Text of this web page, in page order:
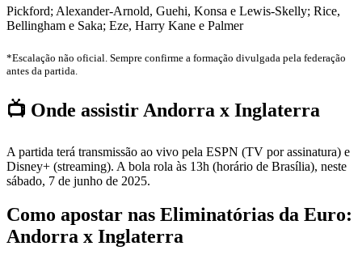
Pickford; Alexander-Arnold, Guehi, Konsa e Lewis-Skelly; Rice,
Bellingham e Saka; Eze, Harry Kane e Palmer
*Escalação não oficial. Sempre confirme a formação divulgada pela federação
antes da partida.
📺 Onde assistir Andorra x Inglaterra
A partida terá transmissão ao vivo pela ESPN (TV por assinatura) e
Disney+ (streaming). A bola rola às 13h (horário de Brasília), neste
sábado, 7 de junho de 2025.
Como apostar nas Eliminatórias da Euro:
Andorra x Inglaterra